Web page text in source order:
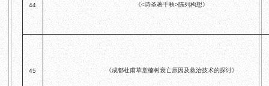
44 《<诗圣著千秋>陈列构想》
45 《成都杜甫草堂楠树衰亡原因及救治技术的探讨》